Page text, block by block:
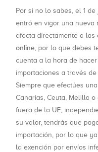
Por si no lo sabes, el 1 de
entró en vigor una nueva
afecta directamente a las
online, por lo que debes
cuenta a la hora de hacer
importaciones a través de
Siempre que efectúes
Canarias, Ceuta, Melilla o
fuera de la UE,
su valor, tendrás que
importación, por lo que
la exención por envíos